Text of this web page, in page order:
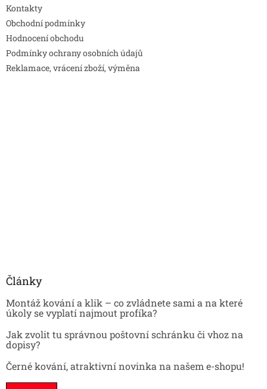
Kontakty
Obchodní podmínky
Hodnocení obchodu
Podmínky ochrany osobních údajů
Reklamace, vrácení zboží, výměna
Články
Montáž kování a klik – co zvládnete sami a na které
úkoly se vyplatí najmout profíka?
Jak zvolit tu správnou poštovní schránku či vhoz na
dopisy?
Černé kování, atraktivní novinka na našem e-shopu!